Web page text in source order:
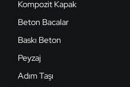
Kompozit Kapak
Beton Bacalar
Baskı Beton
Peyzaj
Adım Taşı